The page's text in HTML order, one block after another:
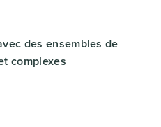
des ensembles de
complexes